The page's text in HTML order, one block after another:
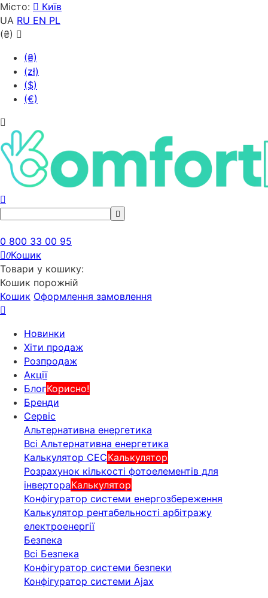
Місто:
Київ
UA RU EN PL
(₴)
(₴)
(zł)
($)
(€)
0 800 33 00 95
0Кошик
Товари у кошику:
Кошик порожній
Кошик Оформлення замовлення
Новинки
Хіти продаж
Розпродаж
Акції
БлогКорисно!
Бренди
Сервіс
Альтернативна енергетика
Всі Альтернативна енергетика
Калькулятор СЕСКалькулятор
Розрахунок кількості фотоелементів для
інвертораКалькулятор
Конфігуратор системи енергозбереження
Калькулятор рентабельності арбітражу
електроенергії
Безпека
Всі Безпека
Конфігуратор системи безпеки
Конфігуратор системи Ajax